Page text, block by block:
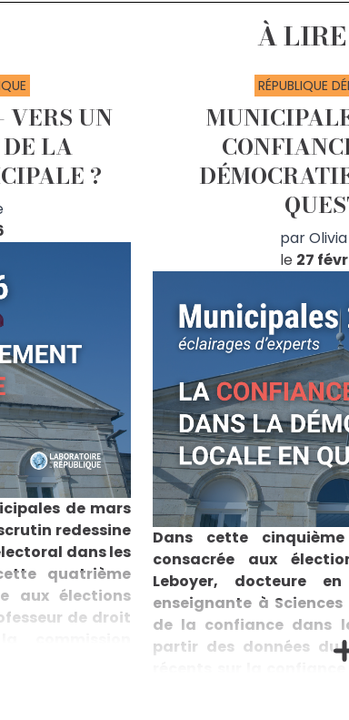
À
VERS UN
LA
?
de mars
redessine
dans les
quatrième
aux élections
de droit
commission
RÉPUBLIQUE
par
le 27
Dans cette
consacrée aux
Leboyer, docteure
enseignante à
de la confiance dans
partir des données du
récents sur la